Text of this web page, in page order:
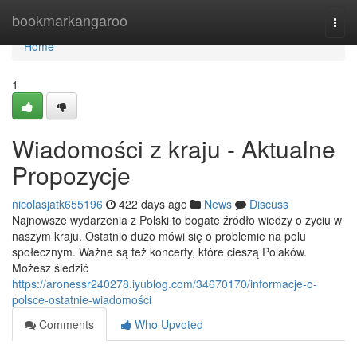
bookmarkangaroo
Home
Home
1
Wiadomości z kraju - Aktualne
Propozycje
nicolasjatk655196 422 days ago News
Discuss
Najnowsze wydarzenia z Polski to bogate źródło wiedzy o życiu w
naszym kraju. Ostatnio dużo mówi się o problemie na polu
społecznym. Ważne są też koncerty, które cieszą Polaków.
Możesz śledzić
https://aronessr240278.iyublog.com/34670170/informacje-o-
polsce-ostatnie-wiadomości
Comments
Who Upvoted